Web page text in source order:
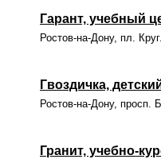
Гарант, учебный
Ростов-на-Дону, пл.
Гвоздичка,
Ростов-на-Дону, просп.
Гранит, учебно-